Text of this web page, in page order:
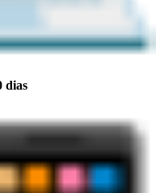
dias